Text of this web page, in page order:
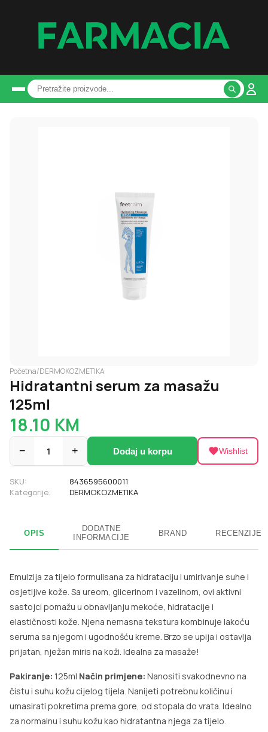
Početna/DERMOKOZMETIKA
Hidratantni serum za masažu
125ml
18.10 KM
− 1 + Dodaj u korpu Wishlist
SKU:
8436595600011
Kategorije:
DERMOKOZMETIKA
OPIS
DODATNE
INFORMACIJE
BRAND RECENZIJE
Emulzija za tijelo formulisana za hidrataciju i umirivanje suhe i
osjetljive kože. Sa ureom, glicerinom i vazelinom, ovi aktivni
sastojci pomažu u obnavljanju mekoće, hidratacije i
elastičnosti kože. Njena nemasna tekstura kombinuje lakoću
seruma sa njegom i ugodnošću kreme. Brzo se upija i ostavlja
prijatan, nježan miris na koži. Idealna za masaže!
Pakiranje: 125ml Način primjene: Nanositi svakodnevno na
čistu i suhu kožu cijelog tijela. Nanijeti potrebnu količinu i
umasirati pokretima prema gore, od stopala do vrata. Idealno
za normalnu i suhu kožu kao hidratantna njega za tijelo.